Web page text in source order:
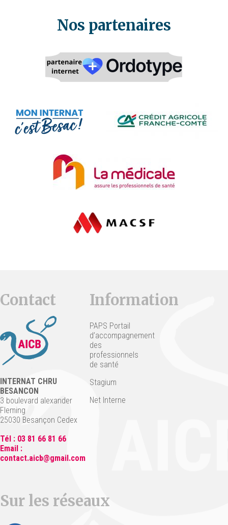
Nos partenaires
Contact
INTERNAT CHRU
BESANCON
3 boulevard alexander
Fleming
25030 Besançon Cedex
Tél : 03 81 66 81 66
Email :
contact.aicb@gmail.com
Information
PAPS Portail
d’accompagnement
des
professionnels
de santé
Stagium
Net Interne
Sur les réseaux